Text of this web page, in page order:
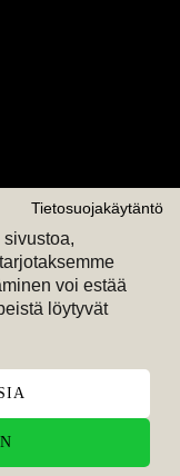
Tietosuojakäytäntö
voi estää
löytyvät
meitä